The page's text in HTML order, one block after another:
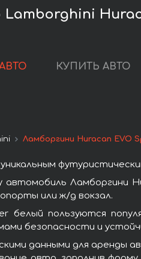
КУПИТЬ АВТО
Ламборгини Huracan EVO
Ламборгини
или ж/д вокзал.
белый пользуются
безопасности и
данными для аренды